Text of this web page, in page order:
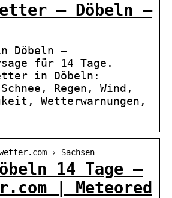
– Döbeln –
Döbeln –
für 14 Tage.
in Döbeln:
Regen, Wind,
Wetterwarnungen,
› Sachsen
14 Tage –
| Meteored